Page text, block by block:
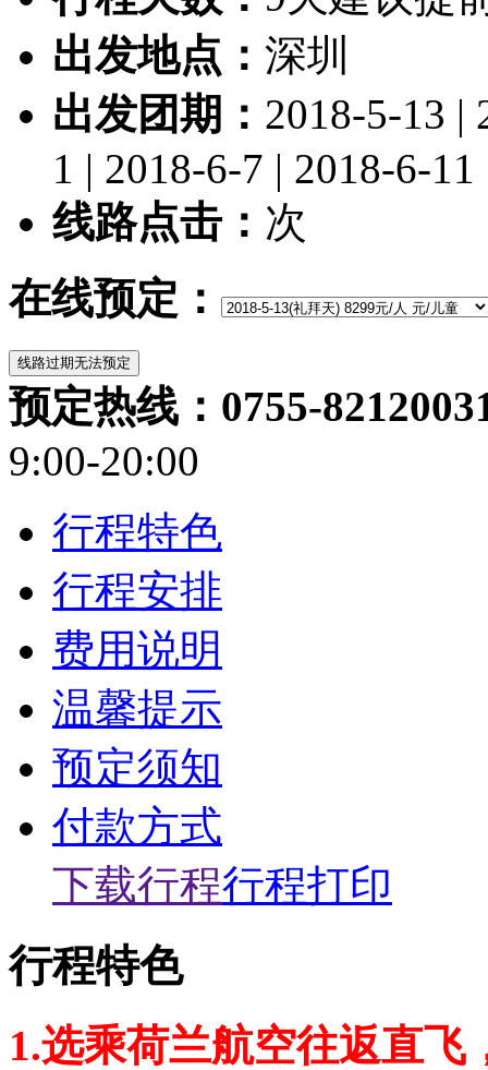
出发地点： 深圳
出发团期： 2018-5-13 |
1 | 2018-6-7 | 2018-6-
线路点击： 次
在线预定：
预定热线：0755-
9:00-20:00
行程特色
行程安排
费用说明
温馨提示
预定须知
付款方式
下载行程行程打印
行程特色
1.选乘荷兰航空往返直